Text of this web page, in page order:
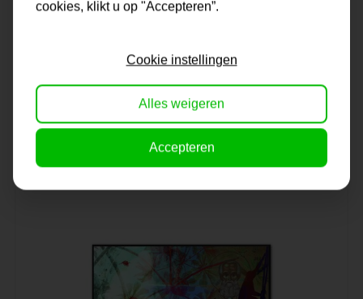
Schilderij | Three of a kind
139,95
cookies, klikt u op "Accepteren”.
Cookie instellingen
Alles weigeren
Accepteren